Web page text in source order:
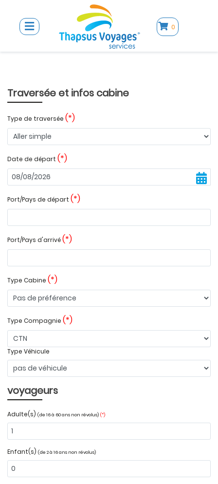
0
Traversée et infos cabine
Type de traversée (*)
Date de départ (*)
Port/Pays de départ (*)
Port/Pays d'arrivé(*)
Type Cabine (*)
Type Compagnie (*)
Type Véhicule
voyageurs
Adulte(s) (de 16 à 60 ans non révolus) (*)
Enfant(s) (de 2 à 16 ans non révolus)